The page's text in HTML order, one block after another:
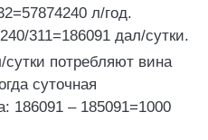
л/год.
311=186091 дал/сутки.
потребляют вина
суточная
186091 – 185091=1000